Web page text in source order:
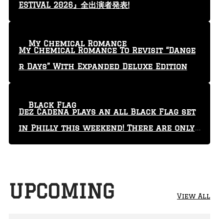
ESTIVAL 2026』全出演者発表!
My Chemical Romance To Revisit “Dange
r Days” With Expanded Deluxe Edition
My Chemical Romance
Dez Cadena plays an all Black Flag set
in Philly this weekend! There are only
29 tickets left!
Black Flag
UPCOMING View All